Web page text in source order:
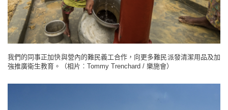
我們的同事正加快與營內的難民義工合作，向更多難民派發清潔用品及加
強推廣衛生教育。（相片︰Tommy Trenchard / 樂施會）